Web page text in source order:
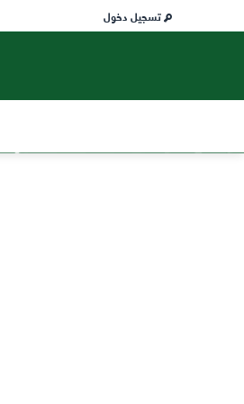
تسجيل دخول